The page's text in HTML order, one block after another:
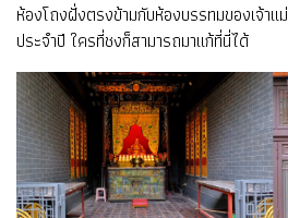
ห้องโถงฝั่งตรงข้ามกับห้องบรรทมของเจ้าแ
ประจำปี ใครที่ชงก็สามารถมาแก้ที่นี่ได้